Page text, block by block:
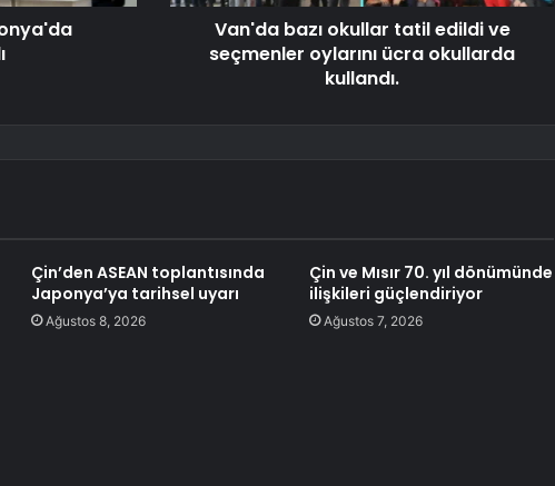
Van'da bazı okullar tatil edildi ve
seçmenler oylarını ücra okullarda
kullandı.
Çin’den ASEAN toplantısında
Japonya’ya tarihsel uyarı
Ağustos 8, 2026
Çin ve Mısır 70. yıl dönümünde
ilişkileri güçlendiriyor
Ağustos 7, 2026